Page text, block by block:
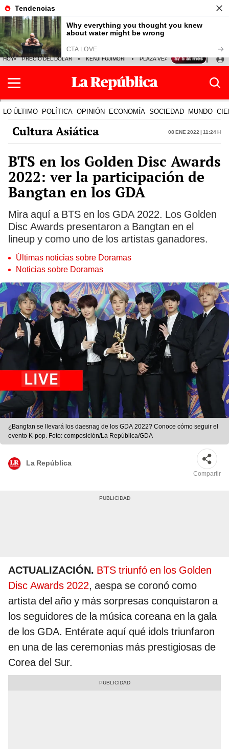
HOY PRECIO DEL DÓLAR KENJI FUJIMORI PLAZA VEA FERIADOS
LO ÚLTIMO POLÍTICA OPINIÓN ECONOMÍA SOCIEDAD MUNDO
Cultura Asiática 08 Ene 2022 | 11:24 h
BTS en los Golden Disc Awards
2022: ver la participación de
Bangtan en los GDA
Mira aquí a BTS en los GDA 2022. Los Golden
Disc Awards presentaron a Bangtan en el
lineup y como uno de los artistas ganadores.
Últimas noticias sobre Doramas
Noticias sobre Doramas
¿Bangtan se llevará los daesnag de los GDA 2022? Conoce cómo seguir el
evento K-pop. Foto: composición/La República/GDA
La República
Compartir
ACTUALIZACIÓN. BTS triunfó en los Golden
Disc Awards 2022, aespa se coronó como
artista del año y más sorpresas conquistaron a
los seguidores de la música coreana en la gala
de los GDA. Entérate aquí qué idols triunfaron
en una de las ceremonias más prestigiosas de
Corea del Sur.